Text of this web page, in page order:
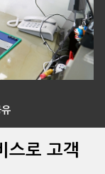
스로 고객